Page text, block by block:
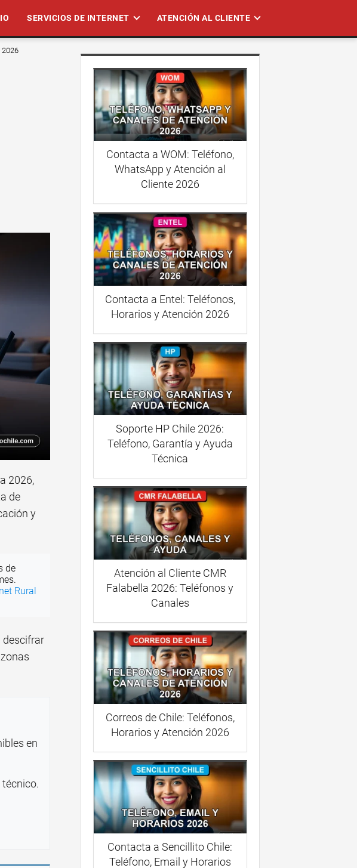
SERVICIOS DE INTERNET ATENCIÓN AL CLIENTE
2026
2026,
de
y
de
Rural
descifrar
en
Contacta a WOM: Teléfono,
WhatsApp y Atención al
Cliente 2026
Contacta a Entel: Teléfonos,
Horarios y Atención 2026
Soporte HP Chile 2026:
Teléfono, Garantía y Ayuda
Técnica
Atención al Cliente CMR
Falabella 2026: Teléfonos y
Canales
Correos de Chile: Teléfonos,
Horarios y Atención 2026
Contacta a Sencillito Chile:
Teléfono, Email y Horarios